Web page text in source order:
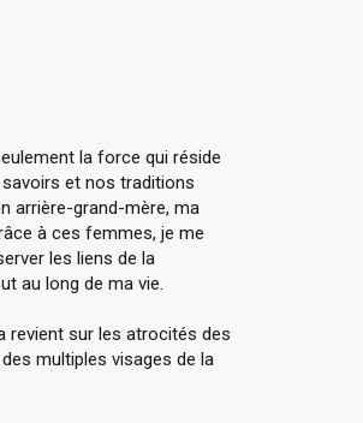
la force qui réside
et nos traditions
arrière-grand-mère, ma
à ces femmes, je me
les liens de la
au long de ma vie.
revient sur les atrocités des
multiples visages de la